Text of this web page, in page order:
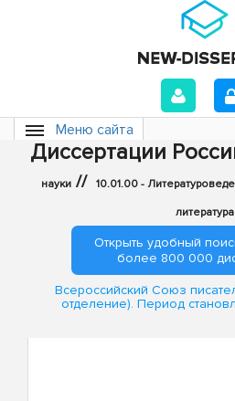
Меню сайта
Диссертации
науки // 10.01.00 -
литература
Открыть удобный
более 800 000
Всероссийский Союз
отделение). Период